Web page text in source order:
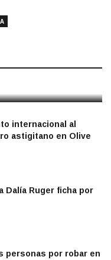
de
internacional al
astigitano en Olive
Dalía Ruger ficha por
personas por robar en